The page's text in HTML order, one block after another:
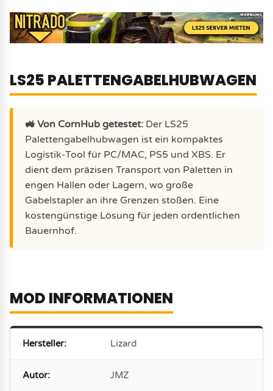
LS25 PALETTENGABELHUBWAGEN
🚜 Von CornHub getestet: Der LS25
Palettengabelhubwagen ist ein kompaktes
Logistik-Tool für PC/MAC, PS5 und XBS. Er
dient dem präzisen Transport von Paletten in
engen Hallen oder Lagern, wo große
Gabelstapler an ihre Grenzen stoßen. Eine
kostengünstige Lösung für jeden ordentlichen
Bauernhof.
MOD INFORMATIONEN
Hersteller: Lizard
Autor: JMZ